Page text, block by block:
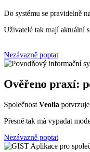
Do systému se pravidelně
Uživatelé tak mají aktuální
Nezávazně poptat
Ověřeno praxí:
Společnost Veolia
Přesně tak má vypadat
Nezávazně poptat